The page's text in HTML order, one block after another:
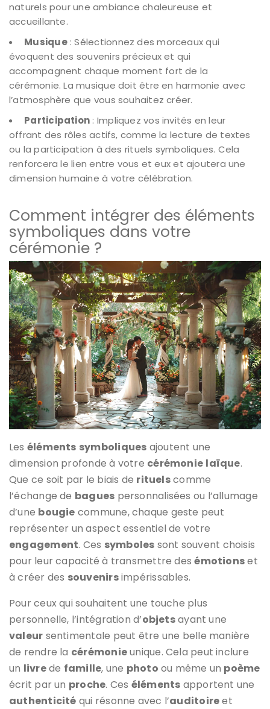
naturels pour une ambiance chaleureuse et
accueillante.
Musique: Sélectionnez des morceaux qui
évoquent des souvenirs précieux et qui
accompagnent chaque moment fort de la
cérémonie. La musique doit être en harmonie avec
l’atmosphère que vous souhaitez créer.
Participation : Impliquez vos invités en leur
offrant des rôles actifs, comme la lecture de textes
ou la participation à des rituels symboliques. Cela
renforcera le lien entre vous et eux et ajoutera une
dimension humaine à votre célébration.
Comment intégrer des éléments
symboliques dans votre
cérémonie ?
Les éléments symboliques ajoutent une
dimension profonde à votre cérémonie laïque.
Que ce soit par le biais de rituelscomme
l’échange de bagues personnalisées ou l’allumage
d’une bougie commune, chaque geste peut
représenter un aspect essentiel de votre
engagement. Ces symboles sont souvent choisis
pour leur capacité à transmettre desémotionset
à créer des souvenirsimpérissables.
Pour ceux qui souhaitent une touche plus
personnelle, l’intégration d’objetsayant une
valeur sentimentale peut être une belle manière
de rendre la cérémonieunique. Cela peut inclure
un livrede famille, une photo ou même un poème
écrit par un proche. Ces éléments apportent une
authenticité qui résonne avec l’auditoireet